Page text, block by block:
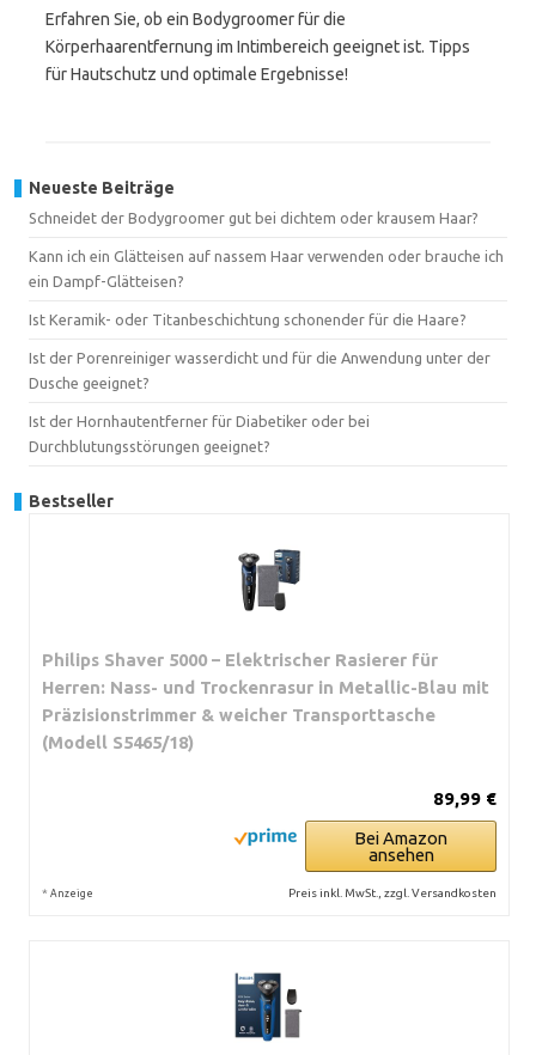
Erfahren Sie, ob ein Bodygroomer für die
Körperhaarentfernung im Intimbereich geeignet ist. Tipps
für Hautschutz und optimale Ergebnisse!
Neueste Beiträge
Schneidet der Bodygroomer gut bei dichtem oder krausem Haar?
Kann ich ein Glätteisen auf nassem Haar verwenden oder brauche ich
ein Dampf-Glätteisen?
Ist Keramik- oder Titanbeschichtung schonender für die Haare?
Ist der Porenreiniger wasserdicht und für die Anwendung unter der
Dusche geeignet?
Ist der Hornhautentferner für Diabetiker oder bei
Durchblutungsstörungen geeignet?
Bestseller
Philips Shaver 5000 – Elektrischer Rasierer für
Herren: Nass- und Trockenrasur in Metallic-Blau mit
Präzisionstrimmer & weicher Transporttasche
(Modell S5465/18)
89,99 €
Bei Amazon
ansehen
* Anzeige Preis inkl. MwSt., zzgl. Versandkosten